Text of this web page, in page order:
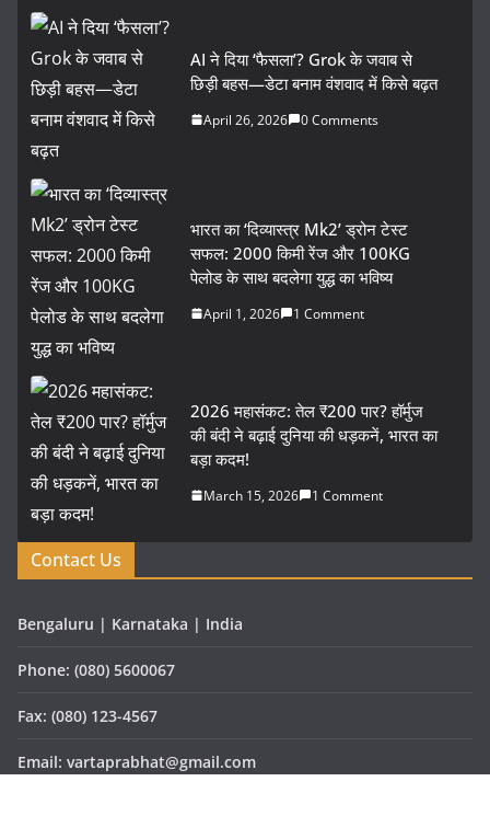
AI ने दिया ‘फैसला’? Grok के जवाब से
छिड़ी बहस—डेटा बनाम वंशवाद में किसे बढ़त
April 26, 2026 0 Comments
भारत का ‘दिव्यास्त्र Mk2’ ड्रोन टेस्ट
सफल: 2000 किमी रेंज और 100KG
पेलोड के साथ बदलेगा युद्ध का भविष्य
April 1, 2026 1 Comment
2026 महासंकट: तेल ₹200 पार? हॉर्मुज
की बंदी ने बढ़ाई दुनिया की धड़कनें, भारत का
बड़ा कदम!
March 15, 2026 1 Comment
Contact Us
Bengaluru | Karnataka | India
Phone: (080) 5600067
Fax: (080) 123-4567
Email: vartaprabhat@gmail.com